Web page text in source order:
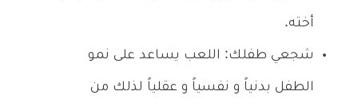
أخته.
شجعي طفلك: اللعب يساعد على نمو
الطفل بدنياً و نفسياً و عقلياً لذلك من